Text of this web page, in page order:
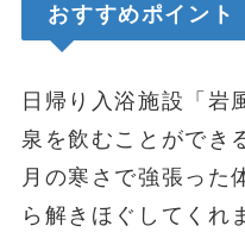
おすすめポイント
日帰り入浴施設「岩
泉を飲むことができ
月の寒さで強張った
ら解きほぐしてくれ